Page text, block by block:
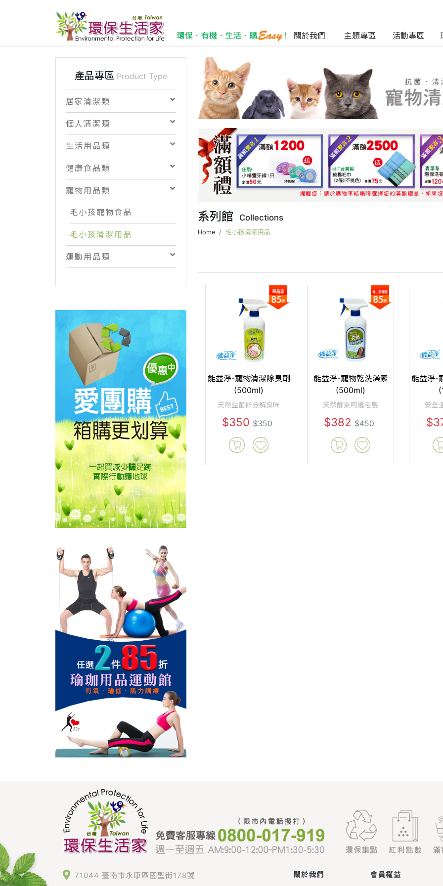
關於我們 主題專區 活動專區
產品專區 Product Type
居家清潔類
個人清潔類
生活用品類
健康食品類
寵物用品類
毛小孩寵物食品
毛小孩清潔用品
運動用品類
系列館 Collections
Home 毛小孩清潔用品
能益淨-寵物清潔除臭劑
(500ml)
天然益菌群分解臭味
$350 $350
能益淨-寵物乾洗澡素
(500ml)
天然酵素呵護毛髮
$382 $450
能益淨-
安全
71044 臺南市永康區國聖街178號 關於我們 會員權益